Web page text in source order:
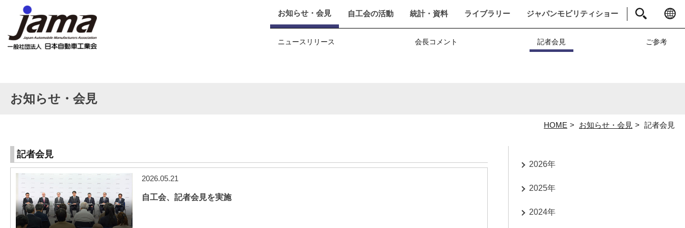
お知らせ・会見 自工会の活動 統計・資料 ライブラリー ジャパンモビリティショー
ニュースリリース 会長コメント 記者会見 ご参考
お知らせ・会見
HOME お知らせ・会見 記者会見
記者会見
2026.05.21
自工会、記者会見を実施
2026年
2025年
2024年